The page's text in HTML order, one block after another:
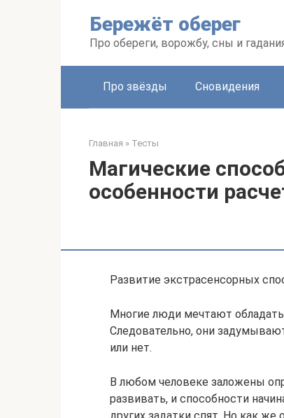
Бережёт оберег
Про обереги, ворожбу, сны и
Про звёзды Сновидения
Главная » Тесты
Магические
особенности
Развитие экстрасенсорных
Многие люди мечтают
Следовательно, они
или нет.
В любом человеке заложены
развивать, и способности